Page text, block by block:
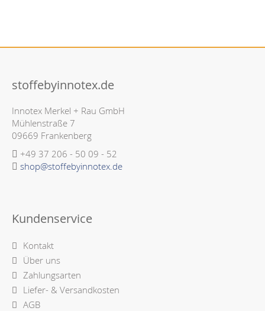
stoffebyinnotex.de
Innotex Merkel + Rau GmbH
Mühlenstraße 7
09669 Frankenberg
+49 37 206 - 50 09 - 52
shop@stoffebyinnotex.de
Kundenservice
Kontakt
Über uns
Zahlungsarten
Liefer- & Versandkosten
AGB